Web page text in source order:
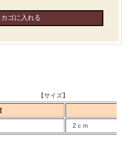
【サイズ】
2ｃｍ